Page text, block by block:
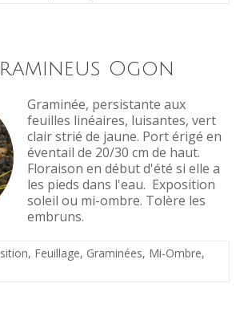
Ogon
Graminée, persistante aux
feuilles linéaires, luisantes, vert
clair strié de jaune. Port érigé en
éventail de 20/30 cm de haut.
Floraison en début d'été si elle a
les pieds dans l'eau. Exposition
soleil ou mi-ombre. Tolère les
embruns.
, Feuillage, Graminées, Mi-Ombre,